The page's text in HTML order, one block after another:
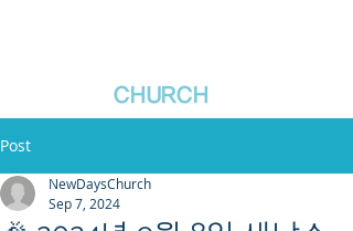
CHURCH
Post
NewDaysChurch
Sep 7, 2024